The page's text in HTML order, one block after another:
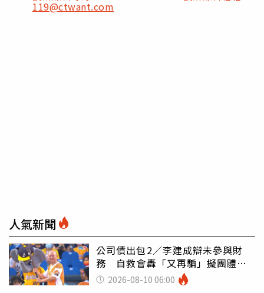
119@ctwant.com
人氣新聞
公司債出包2／李建成辯未參與財
務 自救會轟「又再騙」擬團體訴
訟 2026-08-10 06:00